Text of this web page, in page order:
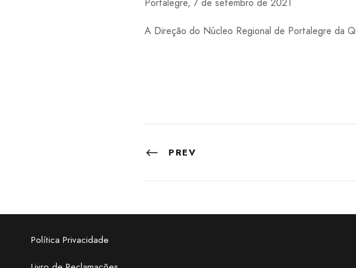
Portalegre, 7 de setembro de 2021
A Direção do Núcleo Regional de Portalegre da
PREV
Política Privacidade